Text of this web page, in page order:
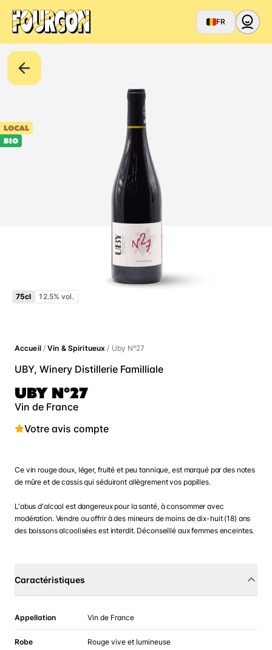
FR
LOCAL
BIO
75cl 12.5% vol.
Accueil/Vin & Spiritueux / Uby N°27
UBY, Winery Distillerie Familliale
UBY N°27
Vin de France
Votre avis compte
Ce vin rouge doux, léger, fruité et peu tannique, est marqué par des notes
de mûre et de cassis qui séduiront allègrement vos papilles.
L'abus d'alcool est dangereux pour la santé, à consommer avec
modération. Vendre ou offrir à des mineurs de moins de dix-huit (18) ans
des boissons alcoolisées est interdit. Déconseillé aux femmes enceintes.
Caractéristiques
Appellation Vin de France
Robe Rouge vive et lumineuse